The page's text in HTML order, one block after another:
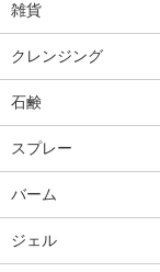
雑貨
クレンジング
石鹸
スプレー
バーム
ジェル